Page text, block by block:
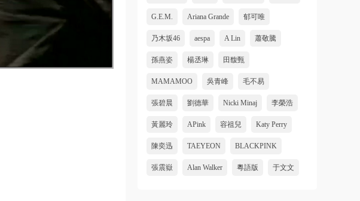
G.E.M. Ariana Grande 郁可唯
乃木坂46 aespa A Lin 蕭敬騰
孫燕姿 楊丞琳 田馥甄
MAMAMOO 吳青峰 毛不易
張碧晨 劉德華 Nicki Minaj 李榮浩
黃麗玲 APink 容祖兒 Katy Perry
陳奕迅 TAEYEON BLACKPINK
張震嶽 Alan Walker 粵語版 于文文